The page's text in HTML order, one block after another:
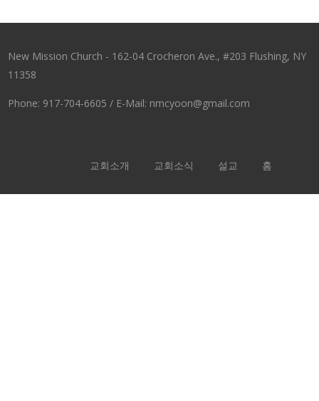
New Mission Church - 162-04 Crocheron Ave., #203 Flushing, NY
11358
Phone: 917-704-6605 / E-Mail: nmcyoon@gmail.com
교회소개 교회소식 설교 홈